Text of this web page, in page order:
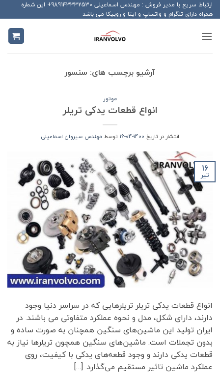
Skip
to
content
ارتباط سریع با مدیر فروش : مهندس اسماعیلی 989143332530+ این شماره
همراه دارای تلگرام و واتساپ و ایتا و روبیکا می باشد
آرشیو برچسب های: سنسور
موتور
انواع قطعات یدکی تریلر
انتشار در تاریخ 1400-04-16 توسط مهندس سیروان اسماعیلی
16
تیر
انواع قطعات یدکی تریلر تریلرهایی که در سراسر دنیا وجود
دارند، دارای شکل، مدل و نحوه عملکرد متفاوتی می باشند. در
ایران تولید این ماشین‌های سنگین همچنان به صورت ساده و
بدون تجملات است. ماشین‌های سنگین همچون تریلرها نیاز به
قطعات یدکی دارند و وجود قطعه‌های یدکی با کیفیت، روی
عملکرد ماشین تاثیر مستقیم می‌گذارد. […]